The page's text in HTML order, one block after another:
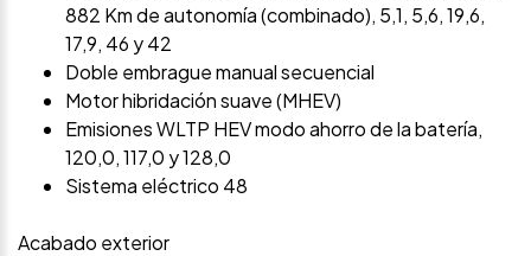
882 Km de autonomía (combinado), 5,1, 5,6, 19,6,
17,9, 46 y 42
Doble embrague manual secuencial
Motor hibridación suave (MHEV)
Emisiones WLTP HEV modo ahorro de la batería,
120,0, 117,0 y 128,0
Sistema eléctrico 48
Acabado exterior